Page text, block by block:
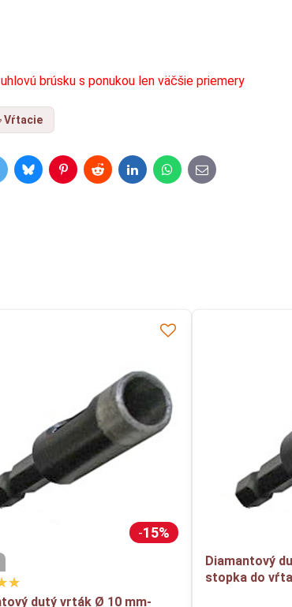
brúsku s ponukou len väčšie priemery
Vŕtacie
BlueskyPinterestRedditLinkedInWhatsApp
E-
mail
15%
dutý vrták Ø 10 mm-
Diamantový
stopka do